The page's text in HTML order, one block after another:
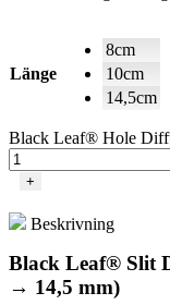
Länge
8cm
10cm
14,5cm
Black Leaf® Hole
+
Beskrivning
Black Leaf® Slit
→ 14,5 mm)